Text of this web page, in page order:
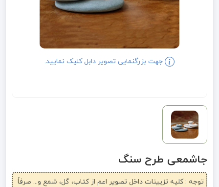
جهت بزرگنمایی تصویر دابل کلیک نمایید.
جاشمعی طرح سنگ
توجه : کلیه تزیینات داخل تصویر اعم از کتاب، گل، شمع و... صرفاً